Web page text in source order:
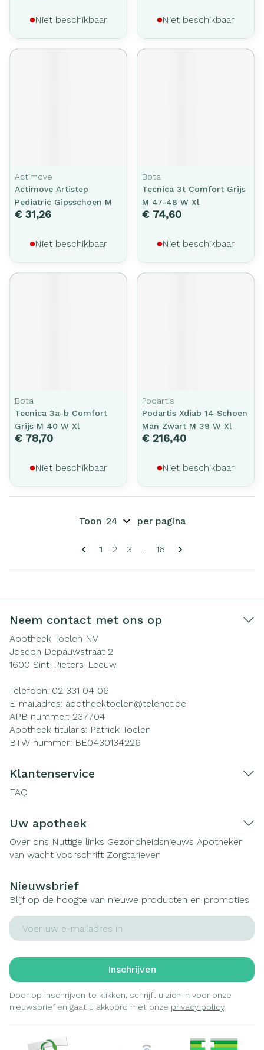
Niet beschikbaar Niet beschikbaar
Actimove
Actimove Artistep
Pediatric Gipsschoen M
€ 31,26
Niet beschikbaar
Bota
Tecnica 3t Comfort Grijs
M 47-48 W Xl
€ 74,60
Niet beschikbaar
Bota
Tecnica 3a-b Comfort
Grijs M 40 W Xl
€ 78,70
Niet beschikbaar
Podartis
Podartis Xdiab 14 Schoen
Man Zwart M 39 W Xl
€ 216,40
Niet beschikbaar
Pagina's
U lees momenteel pagina
1 Pagina
2 Pagina
3 ... Pagina
16
Toon per pagina
Neem contact met ons op
Apotheek Toelen NV
Joseph Depauwstraat 2
1600 Sint-Pieters-Leeuw
Telefoon: 02 331 04 06
E-mailadres: apotheektoelen@telenet.be
APB nummer: 237704
Apotheek titularis: Patrick Toelen
BTW nummer: BE0430134226
Klantenservice
FAQ
Uw apotheek
Over ons Nuttige links Gezondheidsnieuws Apotheker
van wacht Voorschrift Zorgtarieven
Nieuwsbrief
Blijf op de hoogte van nieuwe producten en promoties
E-mail adres
Inschrijven
Door op inschrijven te klikken, schrijft u zich in voor onze
nieuwsbrief en gaat u akkoord met onze privacy policy.